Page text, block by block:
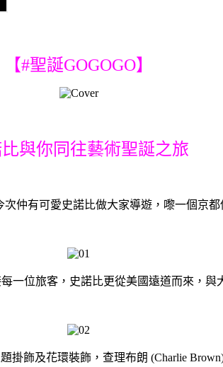
【#聖誕GOGOGO】
比與你同往藝術聖誕之旅
仲有可愛史諾比做大家導遊，嚟一個京都
一位旅客，史諾比更從美國遠道而來，與
飾及花環裝飾，查理布朗 (Charlie